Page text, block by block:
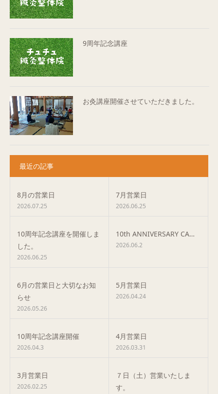
9周年記念講座
お灸講座開催させていただきました。
最近の記事
8月の営業日
2026.07.25
7月営業日
2026.06.25
10周年記念講座を開催しま
した。
2026.06.25
10th ANNIVERSARY CA…
2026.06.2
6月の営業日と大切なお知
らせ
2026.05.26
5月営業日
2026.04.24
10周年記念講座開催
2026.04.3
4月営業日
2026.03.31
3月営業日
2026.02.25
７日（土）営業いたしま
す。